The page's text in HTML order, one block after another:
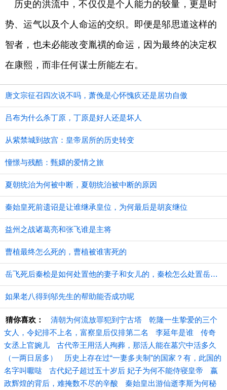
历史的洪流中，不仅仅是个人能力的较量，更是时
势、运气以及个人命运的交织。即便是邬思道这样的
智者，也未必能改变胤禩的命运，因为最终的决定权
在康熙，而非任何谋士所能左右。
唐文宗征召四次说不吗，萧俛是心怀愧疚还是居功自傲
吕布为什么杀丁原，丁原是好人还是坏人
从紫禁城到故宫：皇帝居所的历史转变
憧憬与残酷：甄嬛的爱情之旅
夏朝统治为何被中断，夏朝统治被中断的原因
秦始皇死前遗诏是让谁继承皇位，为何最后是胡亥继位
益州之战诸葛亮和张飞谁是主将
曹植最终怎么死的，曹植被谁害死的
​岳飞死后秦桧是如何处置他的妻子和女儿的，秦桧怎么处置岳飞家人的
如果老八得到邬先生的帮助能否成功呢
猜你喜欢： 清朝为何流放罪犯到宁古塔
乾隆一生挚爱的三个
女人，令妃排不上名，富察皇后仅排第二名
李延年是谁
传奇
女丞上官婉儿
古代帝王用活人殉葬，那活人能在墓穴中活多久
（一两日居多）
历史上存在过“一妻多夫制”的国家？有，此国的
名字叫嚈哒
古代妃子超过五十岁后 妃子为何不能侍寝皇帝
嬴
政辉煌的背后，难掩数不尽的辛酸
秦始皇出游仙逝李斯为何秘